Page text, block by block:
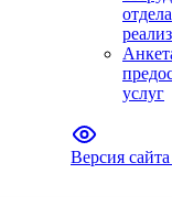
отдела
услуг
Версия